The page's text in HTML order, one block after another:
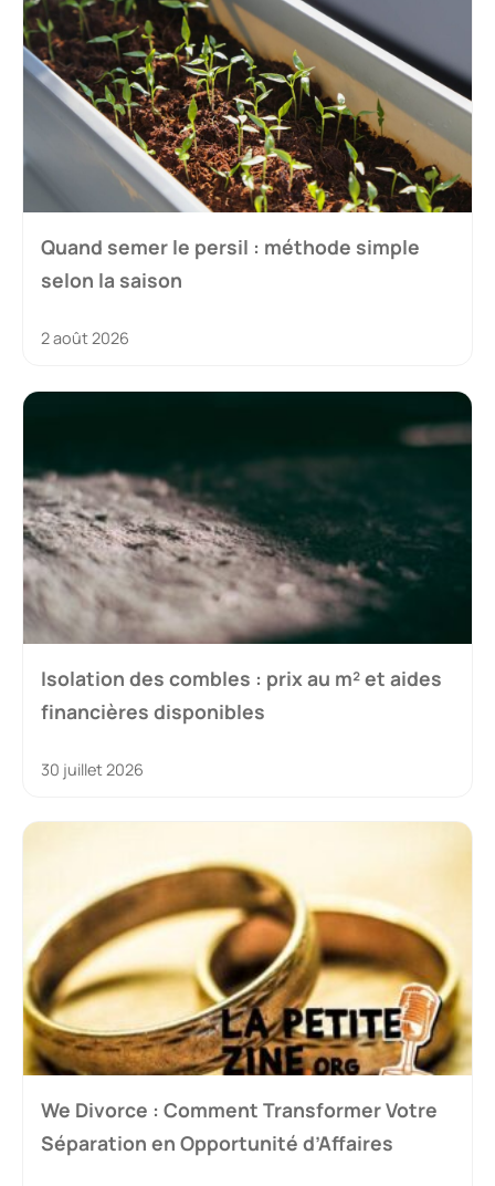
Quand semer le persil : méthode simple
selon la saison
2 août 2026
Isolation des combles : prix au m² et aides
financières disponibles
30 juillet 2026
We Divorce : Comment Transformer Votre
Séparation en Opportunité d’Affaires